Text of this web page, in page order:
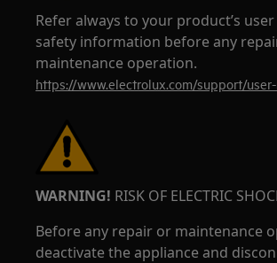
Refer always to your product’s
safety information before any
maintenance operation.
https://www.electrolux.com/support/
WARNING! RISK OF ELECTRIC
Before any repair or maintenance
deactivate the appliance and